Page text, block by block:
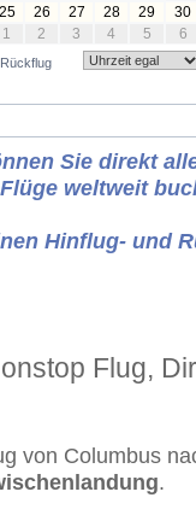
25 26 27 28 29
30
1 2 3 4 5 6
Sie direkt
weltweit
Hinflug- und
Flug,
von Columbus
.